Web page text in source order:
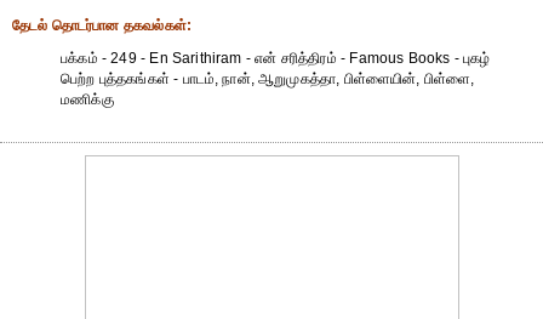
தேட‌ல் தொட‌ர்பான தகவ‌ல்க‌ள்:
பக்கம் - 249 - En Sarithiram - என் சரித்திரம் - Famous Books - புகழ்
பெற்ற புத்தகங்கள் - பாடம், நான், ஆறுமுகத்தா, பிள்ளையின், பிள்ளை,
மணிக்கு